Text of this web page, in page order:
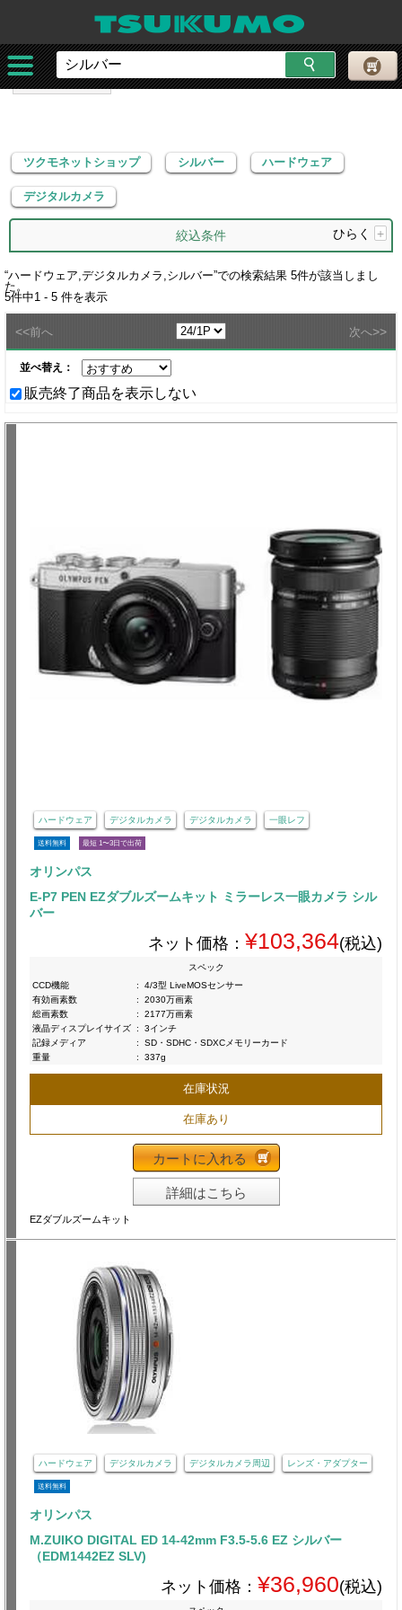
ツクモネットショップ
ハードウェア
デジタルカメラ
ツクモネットショップ シルバー ハードウェア
デジタルカメラ
絞込条件 ひらく +
“ハードウェア,デジタルカメラ,シルバー”での検索結果 5件が該当しまし
た。
5件中1 - 5 件を表示
<<前へ 次へ>>
並べ替え：
販売終了商品を表示しない
ハードウェア デジタルカメラ デジタルカメラ 一眼レフ
送料無料 最短 1〜3日で出荷
オリンパス
E-P7 PEN EZダブルズームキット ミラーレス一眼カメラ シル
バー
ネット価格： ¥103,364(税込)
スペック
CCD機能
:
4/3型 LiveMOSセンサー
有効画素数
:
2030万画素
総画素数
:
2177万画素
液晶ディスプレイサイズ :
3インチ
記録メディア
:
SD・SDHC・SDXCメモリーカード
重量
: 337g
在庫状況
在庫あり
カートに入れる
詳細はこちら
EZダブルズームキット
ハードウェア デジタルカメラ デジタルカメラ周辺 レンズ・アダプター
送料無料
オリンパス
M.ZUIKO DIGITAL ED 14-42mm F3.5-5.6 EZ シルバー
（EDM1442EZ SLV)
ネット価格： ¥36,960(税込)